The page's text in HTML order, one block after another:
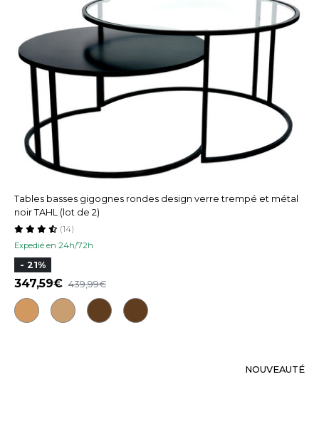
Tables basses gigognes rondes design verre trempé et métal
noir TAHL (lot de 2)
Expedié en 24h/72h
(14)
- 21%
347,59 439,99
NOUVEAUTÉ